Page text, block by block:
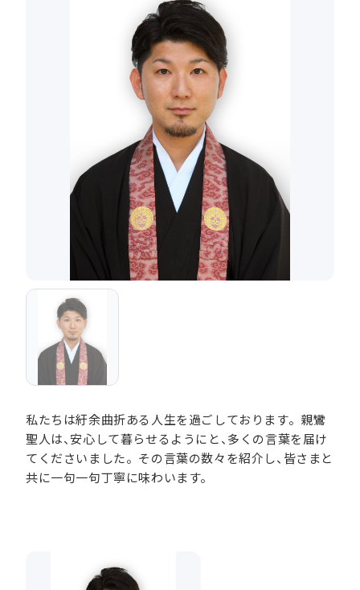
私たちは紆余曲折ある人生を過ごしております。親鸞
聖人は、安心して暮らせるようにと、多くの言葉を届け
てくださいました。その言葉の数々を紹介し、皆さまと
共に一句一句丁寧に味わいます。